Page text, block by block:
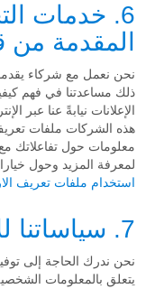
6. خدمات
المقدمة من
نحن نعمل مع شركاء
ذلك مساعدتنا في فهم
الإعلانات نيابةً عنا عبر
هذه الشركات ملفات تعريف
معلومات حول تفاعلاتك
لمعرفة المزيد وحول
استخدام ملفات تعريف
7. سياساتنا للأطفال
نحن ندرك الحاجة إلى
يتعلق بالمعلومات